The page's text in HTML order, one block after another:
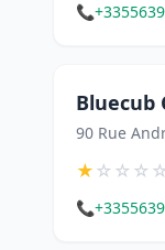
📞
Bluecub
90 Rue
★☆☆☆
📞